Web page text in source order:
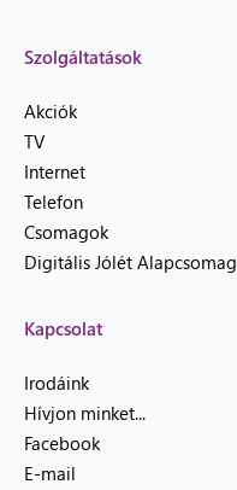
Szolgáltatások
Akciók
TV
Internet
Telefon
Csomagok
Digitális Jólét Alapcsomag
Kapcsolat
Irodáink
Hívjon minket...
Facebook
E-mail